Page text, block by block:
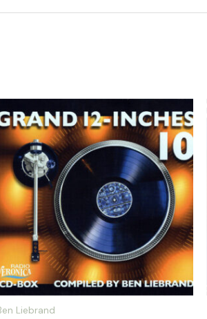
Liebrand